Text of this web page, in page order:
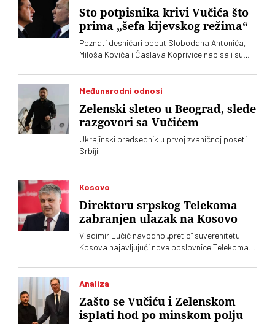
Sto potpisnika krivi Vučića što
prima „šefa kijevskog režima“
Poznati desničari poput Slobodana Antonića,
Miloša Kovića i Časlava Koprivice napisali su
Ukrajine Volodimira Zelenskog
Međunarodni odnosi
Zelenski sleteo u Beograd, slede
razgovori sa Vučićem
Ukrajinski predsednik u prvoj zvaničnoj poseti
Srbiji
Kosovo
Direktoru srpskog Telekoma
zabranjen ulazak na Kosovo
Vladimir Lučić navodno „pretio“ suverenitetu
Kosova najavljujući nove poslovnice Telekoma
Analiza
Zašto se Vučiću i Zelenskom
isplati hod po minskom polju